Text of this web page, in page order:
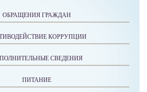
ОБРАЩЕНИЯ ГРАЖДАН
КОРРУПЦИИ
СВЕДЕНИЯ
ПИТАНИЕ